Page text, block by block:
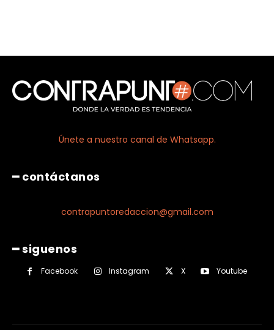
Únete a nuestro canal de Whatsapp.
━ contáctanos
contrapuntoredaccion@gmail.com
━ siguenos
Facebook Instagram X Youtube